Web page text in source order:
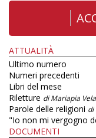
ATTUALITÀ
Ultimo numero
Numeri precedenti
Libri del mese
Riletture di Mariapia
Parole delle religioni di
"Io non mi vergogno
DOCUMENTI